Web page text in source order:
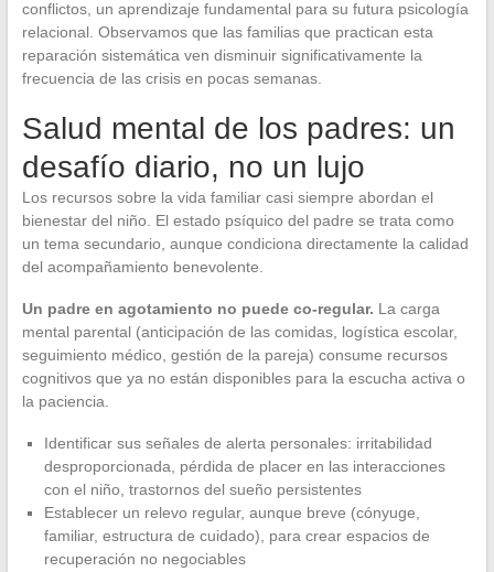
conflictos, un aprendizaje fundamental para su futura psicología
relacional. Observamos que las familias que practican esta
reparación sistemática ven disminuir significativamente la
frecuencia de las crisis en pocas semanas.
Salud mental de los padres: un
desafío diario, no un lujo
Los recursos sobre la vida familiar casi siempre abordan el
bienestar del niño. El estado psíquico del padre se trata como
un tema secundario, aunque condiciona directamente la calidad
del acompañamiento benevolente.
Un padre en agotamiento no puede co-regular. La carga
mental parental (anticipación de las comidas, logística escolar,
seguimiento médico, gestión de la pareja) consume recursos
cognitivos que ya no están disponibles para la escucha activa o
la paciencia.
Identificar sus señales de alerta personales: irritabilidad
desproporcionada, pérdida de placer en las interacciones
con el niño, trastornos del sueño persistentes
Establecer un relevo regular, aunque breve (cónyuge,
familiar, estructura de cuidado), para crear espacios de
recuperación no negociables